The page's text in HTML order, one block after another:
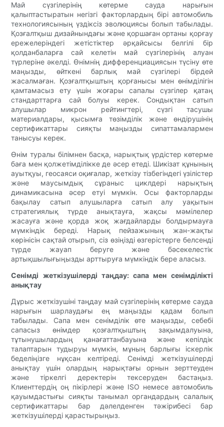
Май сүзгілерінің көтерме сауда нарығын
қалыптастыратын негізгі факторлардың бірі автомобиль
технологиясының үздіксіз эволюциясы болып табылады.
Қозғалтқыш дизайнындағы және қоршаған ортаны қорғау
ережелеріндегі жетістіктер әрқайсысы белгілі бір
қолданбаларға сай келетін май сүзгілерінің алуан
түрлеріне әкелді. Өнімнің дифференциациясын түсіну өте
маңызды, өйткені барлық май сүзгілері бірдей
жасалмаған. Қозғалтқыштың қорғанысы мен өнімділігін
қамтамасыз ету үшін жоғары сапалы сүзгілер қатаң
стандарттарға сай болуы керек. Сондықтан сатып
алушылар микрон рейтингтері, сүзгі тасушы
материалдары, қысымға төзімділік және өндірушінің
сертификаттары сияқты маңызды сипаттамалармен
танысуы керек.
Өнім туралы білімнен басқа, нарықтық үрдістер көтерме
баға мен қолжетімділікке де әсер етеді. Шикізат құнының
ауытқуы, геосаяси оқиғалар, жеткізу тізбегіндегі үзілістер
және маусымдық сұраныс циклдері нарықтың
динамикасына әсер етуі мүмкін. Осы факторларды
бақылау сатып алушыларға сатып алу уақытын
стратегиялық түрде анықтауға, жақсы мәмілелер
жасауға және қорда жоқ жағдайларды болдырмауға
мүмкіндік береді. Нарық пейзажының жан-жақты
көрінісін сақтай отырып, сіз өзіңізді өзгерістерге белсенді
түрде жауап беруге және бәсекелестік
артықшылығыңызды арттыруға мүмкіндік бере аласыз.
Сенімді жеткізушілерді таңдау: сапа мен сенімділікті
анықтау
Дұрыс жеткізушіні таңдау май сүзгілерінің көтерме сауда
нарығын шарлаудағы ең маңызды қадам болып
табылады. Сапа мен сенімділік өте маңызды, себебі
сапасыз өнімдер қозғалтқыштың зақымдалуына,
тұтынушылардың қанағаттанбауына және кепілдік
талаптарын тудыруы мүмкін, мұның барлығы іскерлік
беделіңізге нұқсан келтіреді. Сенімді жеткізушілерді
анықтау үшін олардың нарықтағы орнын зерттеуден
және тіркелгі деректерін тексеруден бастаңыз.
Клиенттердің оң пікірлері және ISO немесе автомобиль
қауымдастығы сияқты танымал органдардың салалық
сертификаттары бар дәлелденген тәжірибесі бар
жеткізушілерді қарастырыңыз.